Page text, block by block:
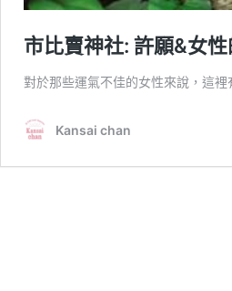
市比賣神社: 許願&女
對於那些運氣不佳的女性來說，這
Kansai chan